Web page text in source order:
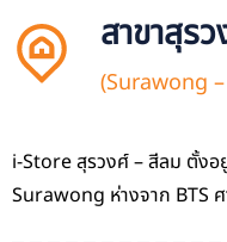
สาขาสุร
(Surawong
i-Store สุรวงศ์ – สีลม ตั้งอ
Surawong ห่างจาก BTS